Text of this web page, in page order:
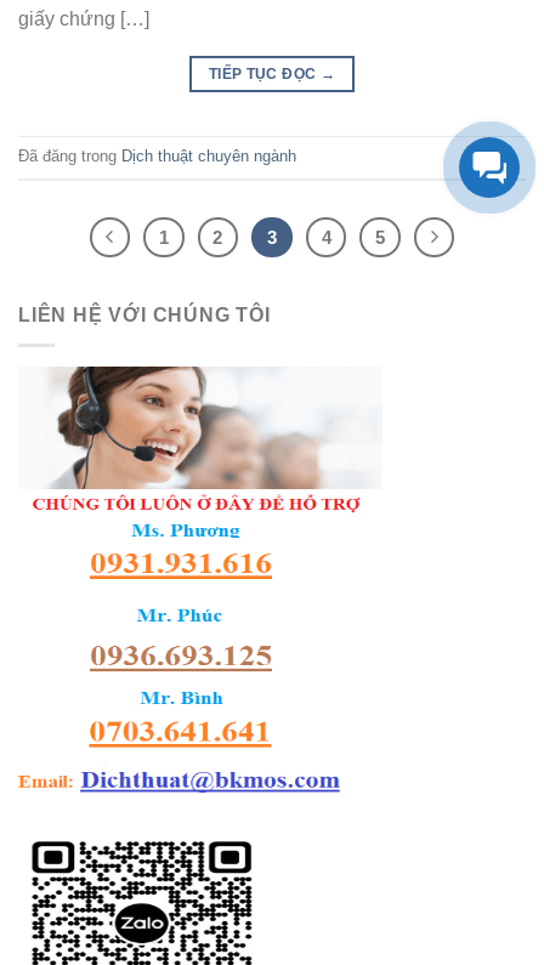
giấy chứng […]
TIẾP TỤC ĐỌC →
Đã đăng trong Dịch thuật chuyên ngành
1 2 3 4 5
LIÊN HỆ VỚI CHÚNG TÔI